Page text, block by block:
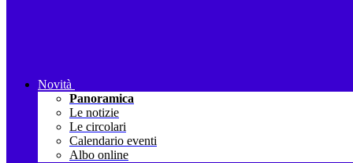
Novità
Panoramica
Le notizie
Le circolari
Calendario eventi
Albo online